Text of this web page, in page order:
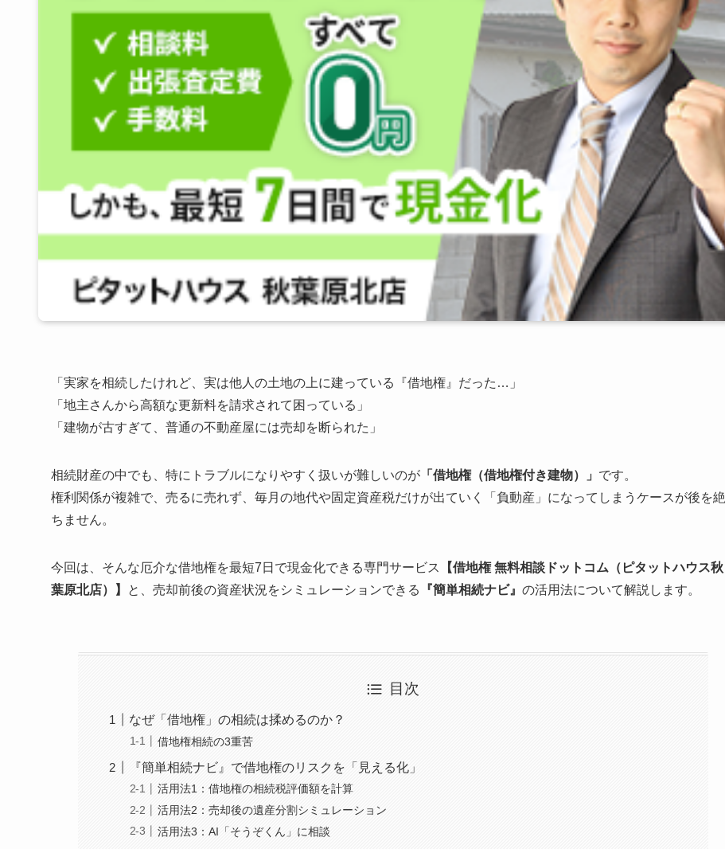
「実家を相続したけれど、実は他人の土地の上に建っている『借地権』だった…」
「地主さんから高額な更新料を請求されて困っている」
「建物が古すぎて、普通の不動産屋には売却を断られた」
相続財産の中でも、特にトラブルになりやすく扱いが難しいのが 「借地権（借地権付き建物）」 です。
権利関係が複雑で、売るに売れず、毎月の地代や固定資産税だけが出ていく「負動産」になってしまうケースが後を絶
ちません。
今回は、そんな厄介な借地権を最短7日で現金化できる専門サービス
【借地権 無料相談ドットコム（ピタットハウス秋
葉原北店）】
と、売却前後の資産状況をシミュレーションできる 『簡単相続ナビ』 の活用法について解説します。
目次
なぜ「借地権」の相続は揉めるのか？
借地権相続の3重苦
『簡単相続ナビ』で借地権のリスクを「見える化」
活用法1：借地権の相続税評価額を計算
活用法2：売却後の遺産分割シミュレーション
活用法3：AI「そうぞくん」に相談